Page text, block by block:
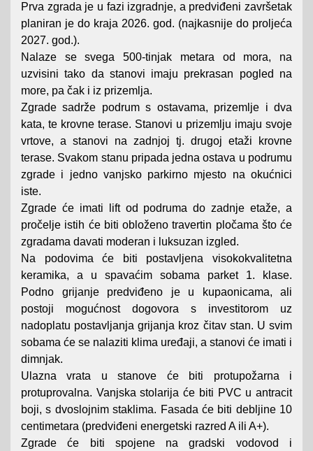
Prva zgrada je u fazi izgradnje, a predviđeni završetak
planiran je do kraja 2026. god. (najkasnije do proljeća
2027. god.).
Nalaze se svega 500-tinjak metara od mora, na
uzvisini tako da stanovi imaju prekrasan pogled na
more, pa čak i iz prizemlja.
Zgrade sadrže podrum s ostavama, prizemlje i dva
kata, te krovne terase. Stanovi u prizemlju imaju svoje
vrtove, a stanovi na zadnjoj tj. drugoj etaži krovne
terase. Svakom stanu pripada jedna ostava u podrumu
zgrade i jedno vanjsko parkirno mjesto na okućnici
iste.
Zgrade će imati lift od podruma do zadnje etaže, a
pročelje istih će biti obloženo travertin pločama što će
zgradama davati moderan i luksuzan izgled.
Na podovima će biti postavljena visokokvalitetna
keramika, a u spavaćim sobama parket 1. klase.
Podno grijanje predviđeno je u kupaonicama, ali
postoji mogućnost dogovora s investitorom uz
nadoplatu postavljanja grijanja kroz čitav stan. U svim
sobama će se nalaziti klima uređaji, a stanovi će imati i
dimnjak.
Ulazna vrata u stanove će biti protupožarna i
protuprovalna. Vanjska stolarija će biti PVC u antracit
boji, s dvoslojnim staklima. Fasada će biti debljine 10
centimetara (predviđeni energetski razred A ili A+).
Zgrade će biti spojene na gradski vodovod i